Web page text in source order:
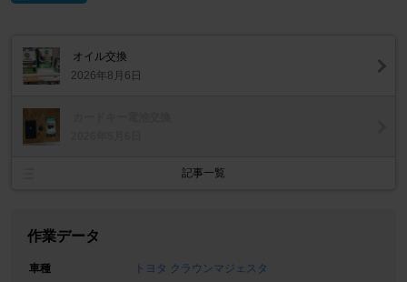
オイル交換
2026年8月6日
記事一覧
作業データ
車種
トヨタ クラウンマジェスタ